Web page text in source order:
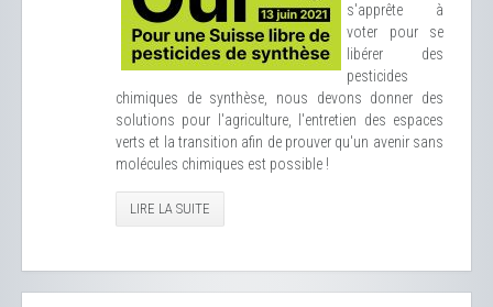
s'apprête à
voter pour se
libérer des
pesticides
chimiques de synthèse, nous devons donner des
solutions pour l'agriculture, l'entretien des espaces
verts et la transition afin de prouver qu'un avenir sans
molécules chimiques est possible !
LIRE LA SUITE